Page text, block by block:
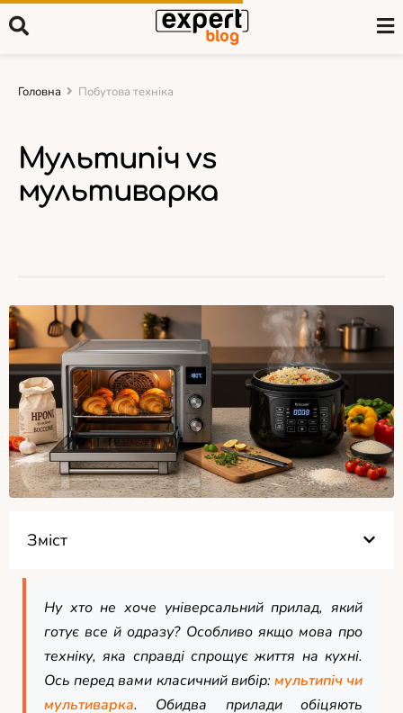
Головна Побутова техніка
Мультипіч vs
мультиварка
Зміст
Ну хто не хоче універсальний прилад, який
готує все й одразу? Особливо якщо мова про
техніку, яка справді спрощує життя на кухні.
Ось перед вами класичний вибір: мультипіч чи
мультиварка. Обидва прилади обіцяють